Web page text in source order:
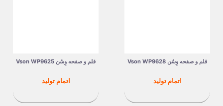
قلم و صفحه وِسُن Vson WP9628
قیمت
اتمام تولید
قلم و صفحه وِسُن Vson WP9625
قیمت
اتمام تولید